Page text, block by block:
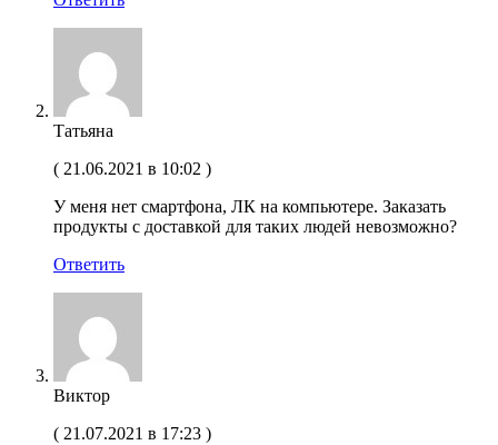
Татьяна
( 21.06.2021 в 10:02 )
У меня нет смартфона, ЛК на компьютере. Заказать
продукты с доставкой для таких людей невозможно?
Ответить
Виктор
( 21.07.2021 в 17:23 )